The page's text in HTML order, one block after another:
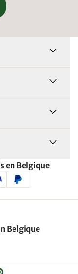
en Belgique
Belgique